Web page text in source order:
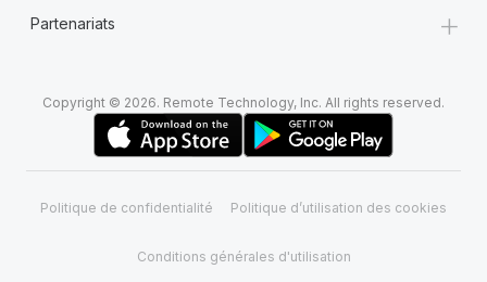
Partenariats +
Copyright © 2026. Remote Technology, Inc. All rights reserved.
Politique de confidentialité Politique d’utilisation des cookies
Conditions générales d'utilisation